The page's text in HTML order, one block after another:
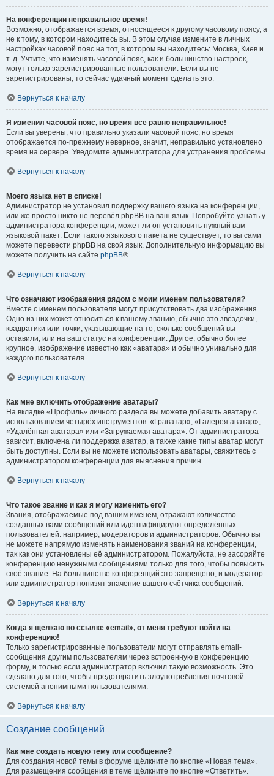
На конференции неправильное время!
Возможно, отображается время, относящееся к другому часовому поясу, а
не к тому, в котором находитесь вы. В этом случае измените в личных
настройках часовой пояс на тот, в котором вы находитесь: Москва, Киев и
т. д. Учтите, что изменять часовой пояс, как и большинство настроек,
могут только зарегистрированные пользователи. Если вы не
зарегистрированы, то сейчас удачный момент сделать это.
Вернуться к началу
Я изменил часовой пояс, но время всё равно неправильное!
Если вы уверены, что правильно указали часовой пояс, но время
отображается по-прежнему неверное, значит, неправильно установлено
время на сервере. Уведомите администратора для устранения проблемы.
Вернуться к началу
Моего языка нет в списке!
Администратор не установил поддержку вашего языка на конференции,
или же просто никто не перевёл phpBB на ваш язык. Попробуйте узнать у
администратора конференции, может ли он установить нужный вам
языковой пакет. Если такого языкового пакета не существует, то вы сами
можете перевести phpBB на свой язык. Дополнительную информацию вы
можете получить на сайте phpBB®.
Вернуться к началу
Что означают изображения рядом с моим именем пользователя?
Вместе с именем пользователя могут присутствовать два изображения.
Одно из них может относиться к вашему званию, обычно это звёздочки,
квадратики или точки, указывающие на то, сколько сообщений вы
оставили, или на ваш статус на конференции. Другое, обычно более
крупное, изображение известно как «аватара» и обычно уникально для
каждого пользователя.
Вернуться к началу
Как мне включить отображение аватары?
На вкладке «Профиль» личного раздела вы можете добавить аватару с
использованием четырёх инструментов: «Граватар», «Галерея аватар»,
«Удалённая аватара» или «Загружаемая аватара». От администратора
зависит, включена ли поддержка аватар, а также какие типы аватар могут
быть доступны. Если вы не можете использовать аватары, свяжитесь с
администратором конференции для выяснения причин.
Вернуться к началу
Что такое звание и как я могу изменить его?
Звания, отображаемые под вашим именем, отражают количество
созданных вами сообщений или идентифицируют определённых
пользователей: например, модераторов и администраторов. Обычно вы
не можете напрямую изменять наименования званий на конференции,
так как они установлены её администратором. Пожалуйста, не засоряйте
конференцию ненужными сообщениями только для того, чтобы повысить
своё звание. На большинстве конференций это запрещено, и модератор
или администратор понизят значение вашего счётчика сообщений.
Вернуться к началу
Когда я щёлкаю по ссылке «email», от меня требуют войти на
конференцию!
Только зарегистрированные пользователи могут отправлять email-
сообщения другим пользователям через встроенную в конференцию
форму, и только если администратор включил такую возможность. Это
сделано для того, чтобы предотвратить злоупотребления почтовой
системой анонимными пользователями.
Вернуться к началу
Создание сообщений
Как мне создать новую тему или сообщение?
Для создания новой темы в форуме щёлкните по кнопке «Новая тема».
Для размещения сообщения в теме щёлкните по кнопке «Ответить».